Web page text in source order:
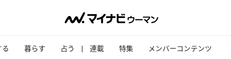
暮らす 占う 連載 特集 メンバーコンテンツ